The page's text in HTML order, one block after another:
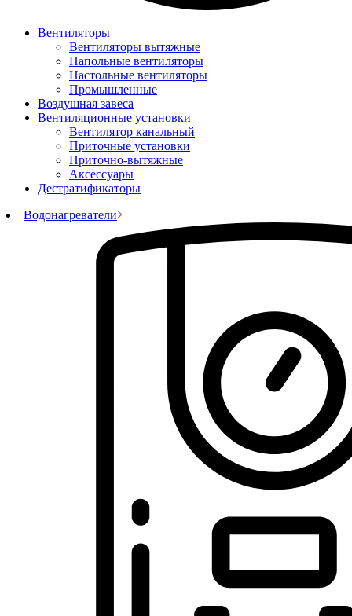
Вентиляторы
Вентиляторы вытяжные
Напольные вентиляторы
Настольные вентиляторы
Промышленные
Воздушная завеса
Вентиляционные установки
Вентилятор канальный
Приточные установки
Приточно-вытяжные
Аксессуары
Дестратификаторы
Водонагреватели